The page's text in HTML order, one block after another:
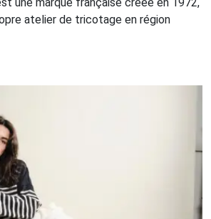
une marque française créée en 1972,
atelier de tricotage en région